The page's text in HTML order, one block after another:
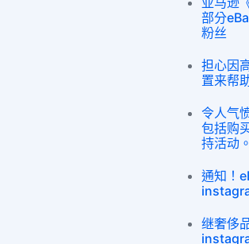
部分
粉丝
担心因
置来帮
令人气
包括购
持活动。
通知！
继奢侈